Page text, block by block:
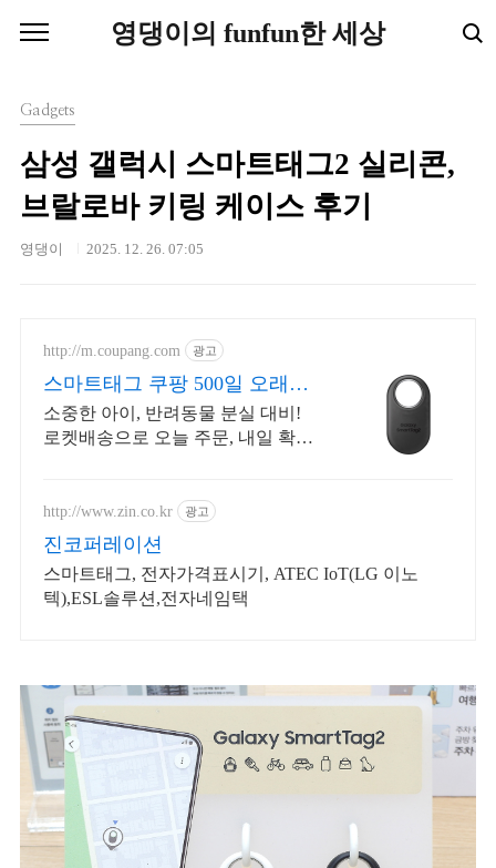
영댕이의 funfun한 세상
Gadgets
삼성 갤럭시 스마트태그2 실리콘,
브랄로바 키링 케이스 후기
영댕이 2025. 12. 26. 07:05
http://m.coupang.com 광고
스마트태그 쿠팡 500일 오래가
는 배터리
소중한 아이, 반려동물 분실 대비!
로켓배송으로 오늘 주문, 내일 확인.
세요.
http://www.zin.co.kr 광고
진코퍼레이션
스마트태그, 전자가격표시기, ATEC IoT(LG 이노
텍),ESL솔루션,전자네임택